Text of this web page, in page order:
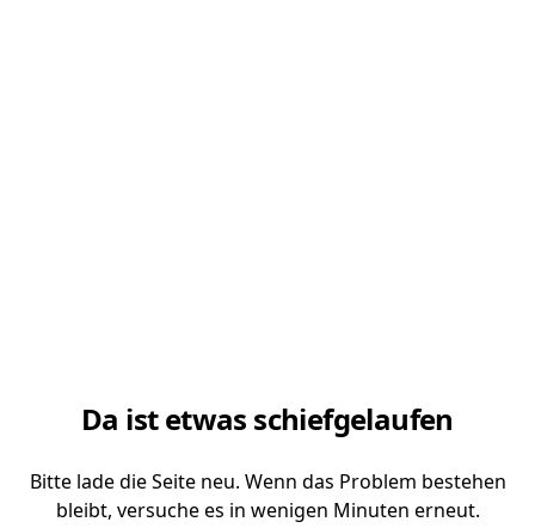
Da ist etwas schiefgelaufen
Bitte lade die Seite neu. Wenn das Problem bestehen
bleibt, versuche es in wenigen Minuten erneut.